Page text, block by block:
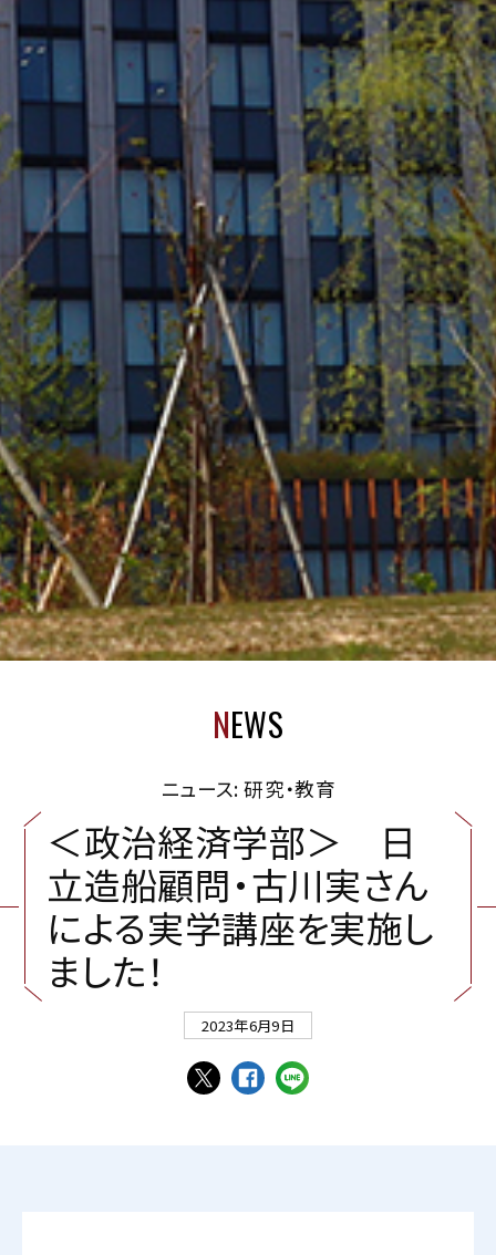
NEWS
ニュース: 研究・教育
＜政治経済学部＞
日
立造船顧問・古川実さん
による実学講座を実施し
ました！
2023年6月9日